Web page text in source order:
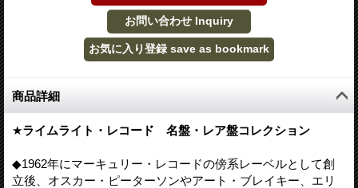
商品詳細
★ライムライト・レコード 名盤・レア盤コレクション
◆1962年にマーキュリー・レコードの傍系レーベルとして創
立後、オスカー・ピーターソンやアート・ブレイキー、エリ